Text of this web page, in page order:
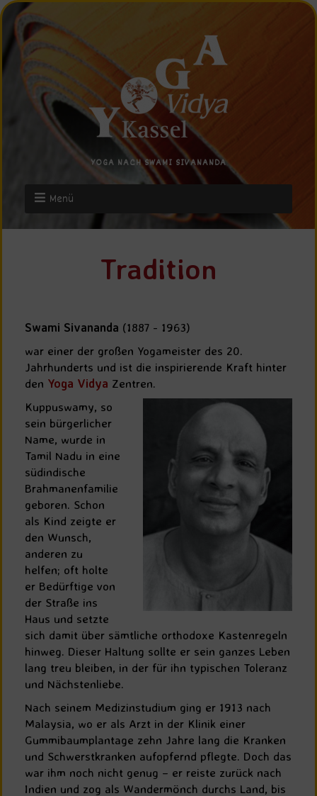
YOGA NACH SWAMI SIVANANDA
Menü
Tradition
Swami Sivananda (1887 - 1963)
war einer der großen Yogameister des 20.
Jahrhunderts und ist die inspirierende Kraft hinter
den Yoga Vidya Zentren.
Kuppuswamy, so
sein bürgerlicher
Name, wurde in
Tamil Nadu in eine
südindische
Brahmanenfamilie
geboren. Schon
als Kind zeigte er
den Wunsch,
anderen zu
helfen; oft holte
er Bedürftige von
der Straße ins
Haus und setzte
sich damit über sämtliche orthodoxe Kastenregeln
hinweg. Dieser Haltung sollte er sein ganzes Leben
lang treu bleiben, in der für ihn typischen Toleranz
und Nächstenliebe.
Nach seinem Medizinstudium ging er 1913 nach
Malaysia, wo er als Arzt in der Klinik einer
Gummibaumplantage zehn Jahre lang die Kranken
und Schwerstkranken aufopfernd pflegte. Doch das
war ihm noch nicht genug – er reiste zurück nach
Indien und zog als Wandermönch durchs Land, bis